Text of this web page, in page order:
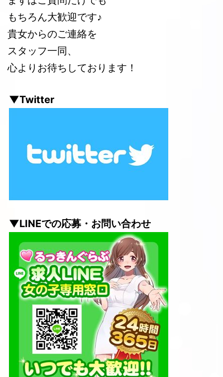
もちろん大歓迎です♪
貴女からのご連絡を
スタッフ一同、
心よりお待ちしております！
▼Twitter
▼LINEでの応募・お問い合わせ